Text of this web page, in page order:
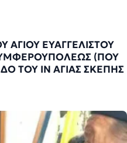
ΑΓΙΟΥ ΕΥΑΓΓΕΛΙΣΤΟΥ
(ΠΟΥ
ΤΟΥ ΙΝ ΑΓΙΑΣ ΣΚΕΠΗΣ